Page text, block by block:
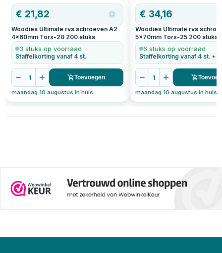
€ 21,82
Woodies Ultimate rvs schroeven A2
4x60mm Torx-20 200 stuks
3 stuks op voorraad
Staffelkorting vanaf 4 st.
1 Toevoegen
maandag 10 augustus in huis
€ 34,16
Woodies Ultimate rvs
5x70mm Torx-25 200 stuks
6 stuks op voorraad
1
maandag 10 augustus in huis